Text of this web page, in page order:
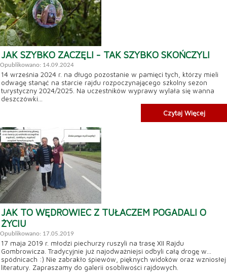
JAK SZYBKO ZACZĘLI - TAK SZYBKO SKOŃCZYLI
Opublikowano: 14.09.2024
14 września 2024 r. na długo pozostanie w pamięci tych, którzy mieli
odwagę stanąć na starcie rajdu rozpoczynającego szkolny sezon
turystyczny 2024/2025. Na uczestników wyprawy wylała się wanna
deszczówki...
Czytaj Więcej
JAK TO WĘDROWIEC Z TUŁACZEM POGADALI O
ŻYCIU
Opublikowano: 17.05.2019
17 maja 2019 r. młodzi piechurzy ruszyli na trasę XII Rajdu
Gombrowicza. Tradycyjnie już najodważniejsi odbyli całą drogę w...
spódnicach :) Nie zabrakło śpiewów, pięknych widoków oraz wzniosłej
literatury. Zapraszamy do galerii osobliwości rajdowych.